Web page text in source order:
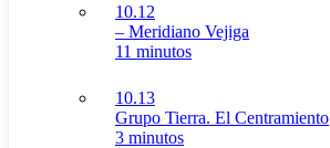
10.12
– Meridiano Vejiga
11 minutos
10.13
Grupo Tierra. El Centramiento
3 minutos